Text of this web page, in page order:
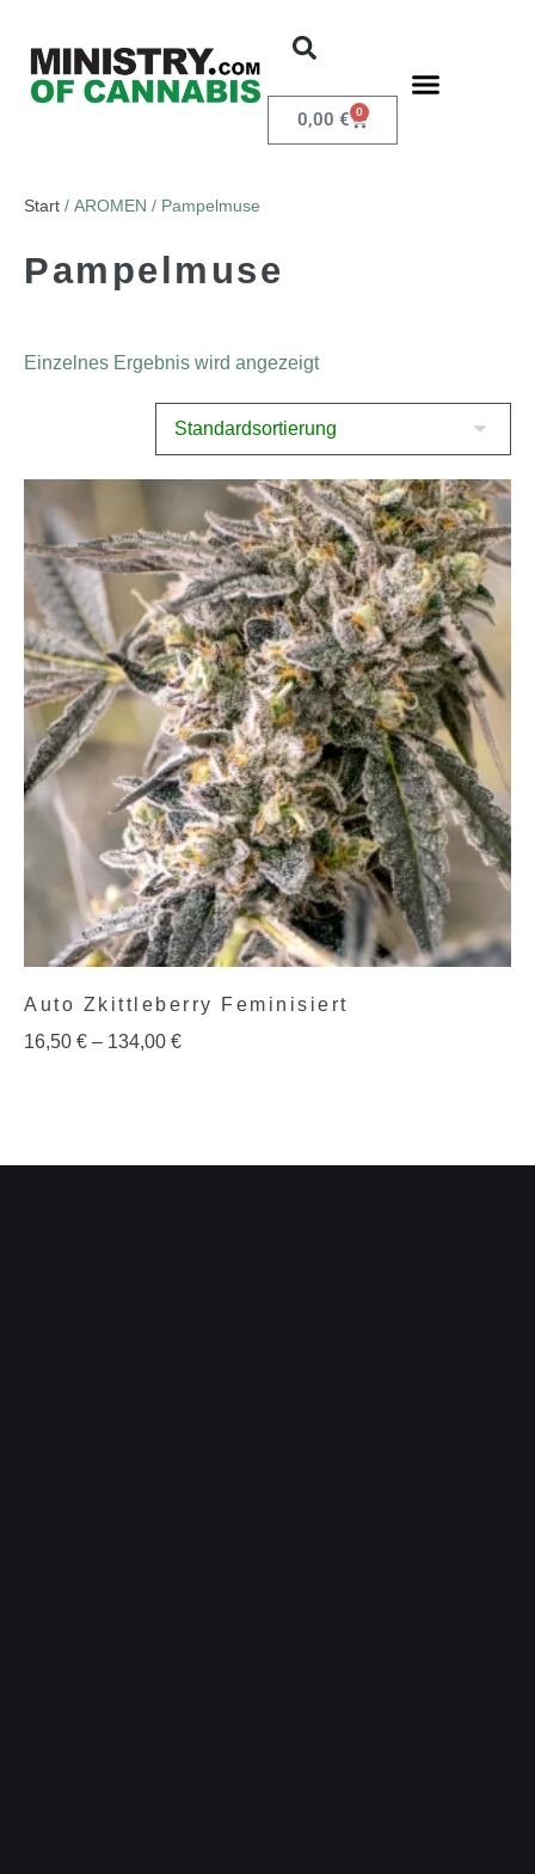
0,00 € 0
Start / AROMEN / Pampelmuse
Pampelmuse
Einzelnes Ergebnis wird angezeigt
Auto Zkittleberry Feminisiert
16,50 € – 134,00 €